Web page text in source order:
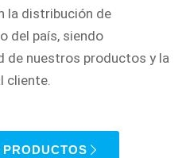
la distribución de
del país, siendo
de nuestros productos y la
cliente.